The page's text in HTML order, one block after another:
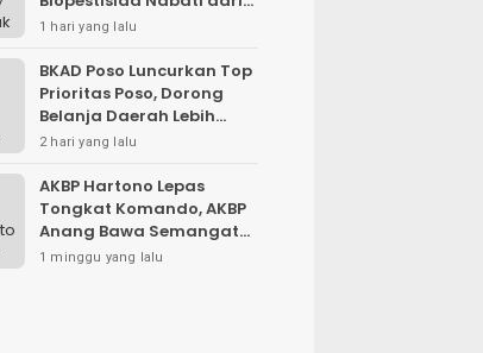
Daun Pepaya
1 hari yang lalu
BKAD Poso Luncurkan Top
Prioritas Poso, Dorong
Belanja Daerah Lebih
Efektif dan Tepat
2 hari yang lalu
AKBP Hartono Lepas
Tongkat Komando, AKBP
Anang Bawa Semangat
Baru untuk Polres
1 minggu yang lalu